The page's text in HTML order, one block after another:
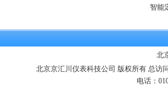
智能
北
北京京汇川仪表科技公司 版权所有 总访
电话：